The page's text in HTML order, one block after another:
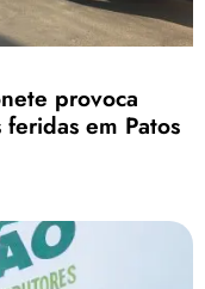
provoca
em Patos